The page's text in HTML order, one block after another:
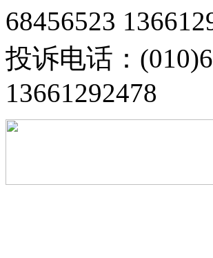
68456523
投诉电话：
13661292478